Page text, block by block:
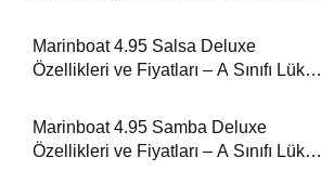
Marinboat 4.95 Salsa Deluxe
Özellikleri ve Fiyatları – A Sınıfı Lüks
Marinboat 4.95 Samba Deluxe
Özellikleri ve Fiyatları – A Sınıfı Lüks